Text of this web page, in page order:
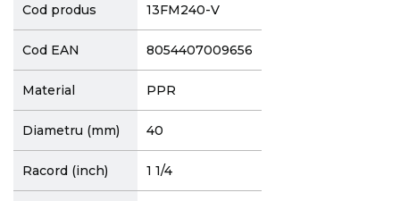
Cod produs 13FM240-V
Cod EAN 8054407009656
Material PPR
Diametru (mm) 40
Racord (inch) 1 1/4